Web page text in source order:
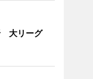
大リーグ